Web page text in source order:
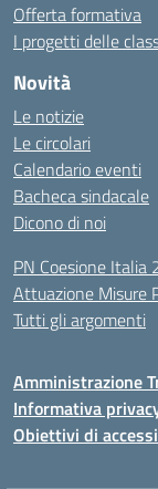
Offerta formativa
I progetti delle
Novità
Le notizie
Le circolari
Calendario eventi
Bacheca sindacale
Dicono di noi
PN Coesione Italia
Attuazione Misure
Tutti gli argomenti
Amministrazione
Informativa
Obiettivi di